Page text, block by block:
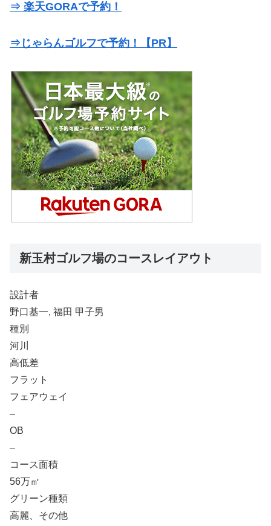
⇒ 楽天GORAで予約！
⇒じゃらんゴルフで予約！【PR】
新玉村ゴルフ場のコースレイアウト
設計者
野口基一, 福田 甲子男
種別
河川
高低差
フラット
フェアウェイ
–
OB
–
コース面積
56万㎡
グリーン種類
高麗、その他